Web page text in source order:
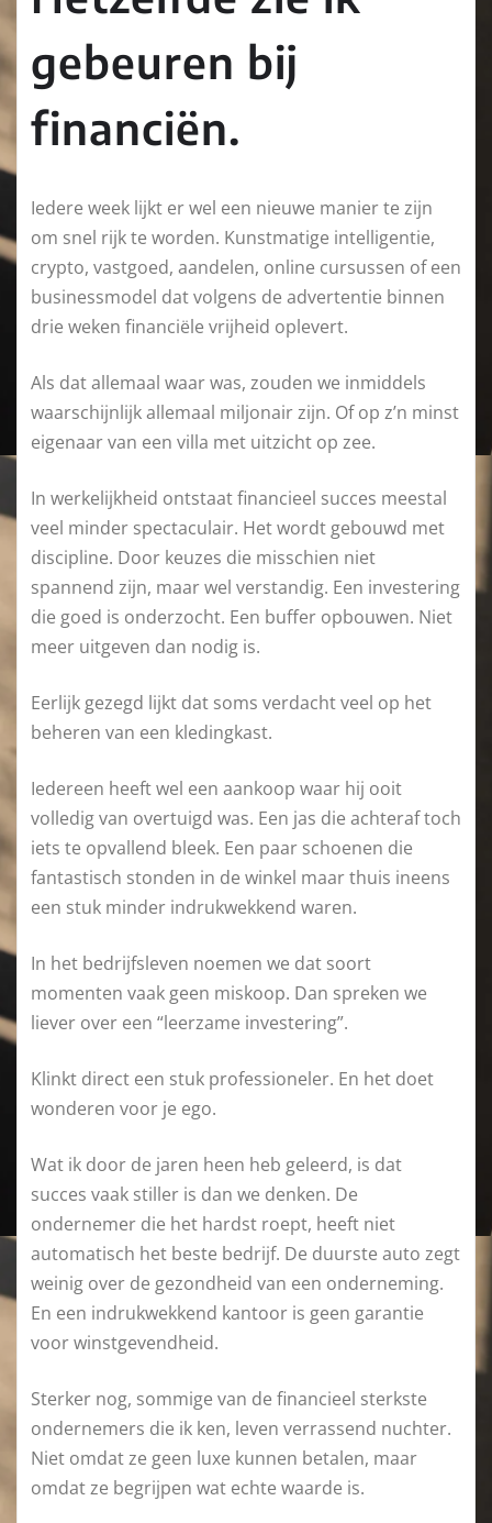
gebeuren bij
financiën.
Iedere week lijkt er wel een nieuwe manier te zijn
om snel rijk te worden. Kunstmatige intelligentie,
crypto, vastgoed, aandelen, online cursussen of een
businessmodel dat volgens de advertentie binnen
drie weken financiële vrijheid oplevert.
Als dat allemaal waar was, zouden we inmiddels
waarschijnlijk allemaal miljonair zijn. Of op z’n minst
eigenaar van een villa met uitzicht op zee.
In werkelijkheid ontstaat financieel succes meestal
veel minder spectaculair. Het wordt gebouwd met
discipline. Door keuzes die misschien niet
spannend zijn, maar wel verstandig. Een investering
die goed is onderzocht. Een buffer opbouwen. Niet
meer uitgeven dan nodig is.
Eerlijk gezegd lijkt dat soms verdacht veel op het
beheren van een kledingkast.
Iedereen heeft wel een aankoop waar hij ooit
volledig van overtuigd was. Een jas die achteraf toch
iets te opvallend bleek. Een paar schoenen die
fantastisch stonden in de winkel maar thuis ineens
een stuk minder indrukwekkend waren.
In het bedrijfsleven noemen we dat soort
momenten vaak geen miskoop. Dan spreken we
liever over een “leerzame investering”.
Klinkt direct een stuk professioneler. En het doet
wonderen voor je ego.
Wat ik door de jaren heen heb geleerd, is dat
succes vaak stiller is dan we denken. De
ondernemer die het hardst roept, heeft niet
automatisch het beste bedrijf. De duurste auto zegt
weinig over de gezondheid van een onderneming.
En een indrukwekkend kantoor is geen garantie
voor winstgevendheid.
Sterker nog, sommige van de financieel sterkste
ondernemers die ik ken, leven verrassend nuchter.
Niet omdat ze geen luxe kunnen betalen, maar
omdat ze begrijpen wat echte waarde is.